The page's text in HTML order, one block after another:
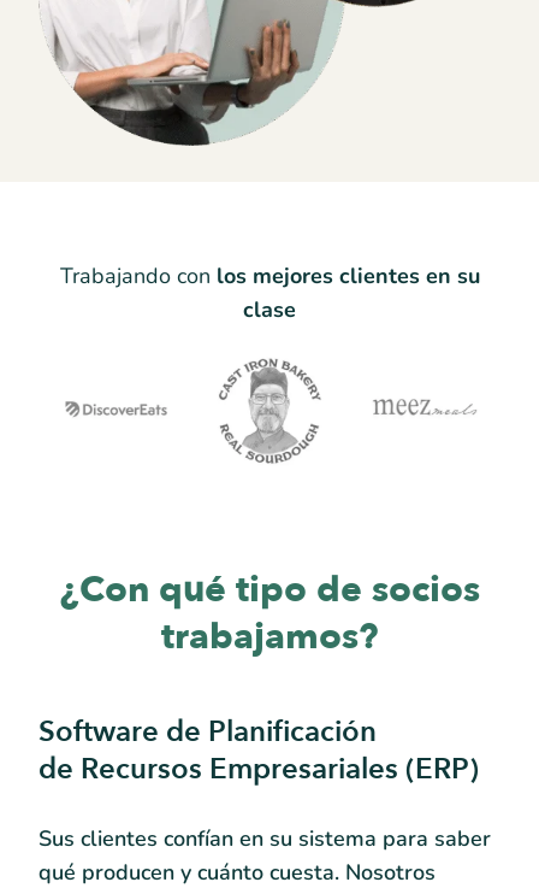
Trabajando con los mejores clientes en su
clase
¿Con qué tipo de socios
trabajamos?
Software de Planificación
de Recursos Empresariales (ERP)
Sus clientes confían en su sistema para saber
qué producen y cuánto cuesta. Nosotros